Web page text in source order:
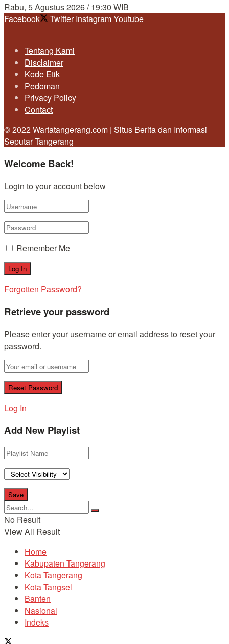
Rabu, 5 Agustus 2026 / 19:30 WIB
Facebook
Twitter InstagramYoutube
Tentang Kami
Disclaimer
Kode Etik
Pedoman
Privacy Policy
Contact
© 2022 Wartatangerang.com | Situs Berita dan Informasi
Seputar Tangerang
Welcome Back!
Login to your account below
Remember Me
Forgotten Password?
Retrieve your password
Please enter your username or email address to reset your
password.
Log In
Add New Playlist
No Result
View All Result
Home
Kabupaten Tangerang
Kota Tangerang
Kota Tangsel
Banten
Nasional
Indeks